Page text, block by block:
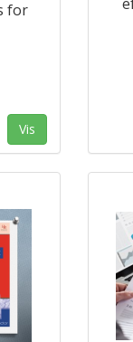
for
Vis